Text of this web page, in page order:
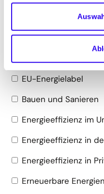
Mich
diese Themen:
EU-Energielabel
Bauen und Sanieren
Energieeffizienz im
Energieeffizienz in
Energieeffizienz in
Erneuerbare Energien